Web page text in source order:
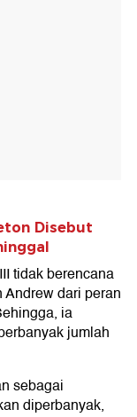
Disebut
tidak berencana
dari peran
ia
jumlah
sebagai
diperbanyak,